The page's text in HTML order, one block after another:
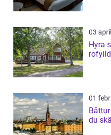
03
Hyra stuga
01
du